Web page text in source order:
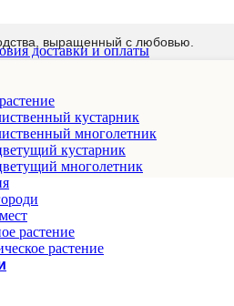
выращенный с любовью.
доставки и оплаты
кустарник
многолетник
кустарник
многолетник
растение
растение